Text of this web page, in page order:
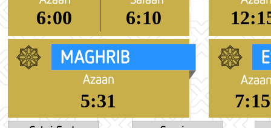
6:00 6:10
7:15
5:31